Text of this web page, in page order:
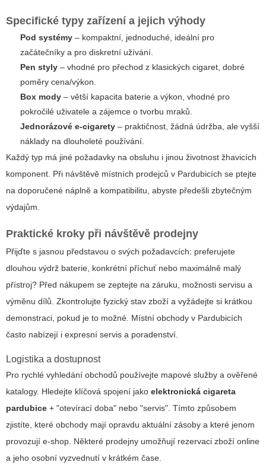
Specifické typy zařízení a jejich výhody
Pod systémy – kompaktní, jednoduché, ideální pro
začátečníky a pro diskretní užívání.
Pen styly – vhodné pro přechod z klasických cigaret, dobré
poměry cena/výkon.
Box mody – větší kapacita baterie a výkon, vhodné pro
pokročilé uživatele a zájemce o tvorbu mraků.
Jednorázové e-cigarety – praktičnost, žádná údržba, ale vyšší
náklady na dlouholeté používání.
Každý typ má jiné požadavky na obsluhu i jinou životnost žhavicích
komponent. Při návštěvě místních prodejců v Pardubicích se ptejte
na doporučené náplně a kompatibilitu, abyste předešli zbytečným
výdajům.
Praktické kroky při návštěvě prodejny
Přijďte s jasnou představou o svých požadavcích: preferujete
dlouhou výdrž baterie, konkrétní příchuť nebo maximálně malý
přístroj? Před nákupem se zeptejte na záruku, možnosti servisu a
výměnu dílů. Zkontrolujte fyzický stav zboží a vyžádejte si krátkou
demonstraci, pokud je to možné. Místní obchody v Pardubicích
často nabízejí i expresní servis a poradenství.
Logistika a dostupnost
Pro rychlé vyhledání obchodů používejte mapové služby a ověřené
katalogy. Hledejte klíčová spojení jako elektronická cigareta
pardubice + "otevírací doba" nebo "servis". Tímto způsobem
zjistíte, které obchody mají opravdu aktuální zásoby a které jenom
provozují e-shop. Některé prodejny umožňují rezervaci zboží online
a jeho osobní vyzvednutí v krátkém čase.